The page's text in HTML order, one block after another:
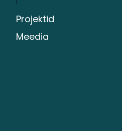
Projektid
Meedia